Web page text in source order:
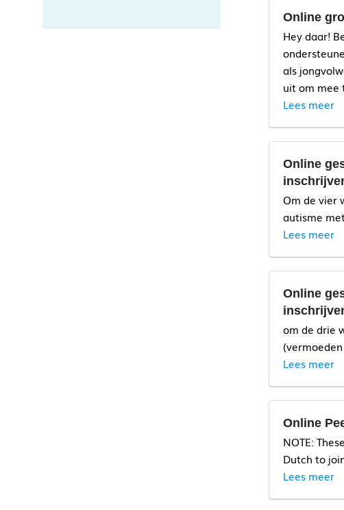
Online
Hey daar!
als
uit om mee
Lees meer
Online
Om de vier
autisme
Lees meer
Online
om de drie
Lees meer
Online
NOTE:
Dutch to
Lees meer